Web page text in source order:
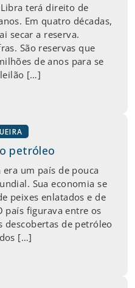
terá direito de
Em quatro décadas,
secar a reserva.
São reservas que
de anos para se
leilão […]
petróleo
um país de pouca
Sua economia se
peixes enlatados e de
país figurava entre os
descobertas de petróleo
[…]